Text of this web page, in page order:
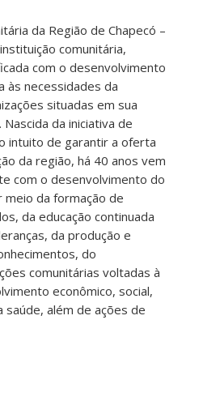
da Região de Chapecó –
comunitária,
com o desenvolvimento
às necessidades da
situadas em sua
da iniciativa de
intuito de garantir a oferta
da região, há 40 anos vem
com o desenvolvimento do
da formação de
da educação continuada
da produção e
do
comunitárias voltadas à
econômico, social,
além de ações de